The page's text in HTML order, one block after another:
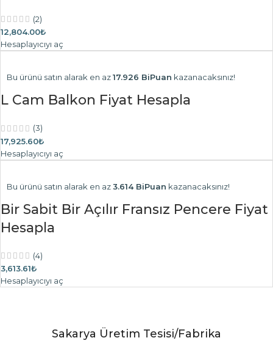
(2)
12,804.00₺
Hesaplayıcıyı aç
Bu ürünü satın alarak en az17.926 BiPuan kazanacaksınız!
L Cam Balkon Fiyat Hesapla
(3)
17,925.60₺
Hesaplayıcıyı aç
Bu ürünü satın alarak en az3.614 BiPuan kazanacaksınız!
Bir Sabit Bir Açılır Fransız Pencere Fiyat
Hesapla
(4)
3,613.61₺
Hesaplayıcıyı aç
Sakarya Üretim Tesisi/Fabrika